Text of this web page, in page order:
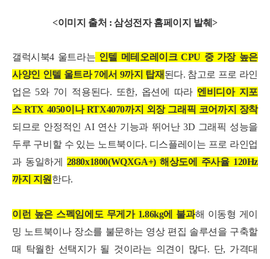
<이미지 출처 : 삼성전자 홈페이지 발췌>
갤럭시북4 울트라는 인텔 메테오레이크 CPU 중 가장 높은
사양인 인텔 울트라 7에서 9까지 탑재 된다. 참고로 프로 라인
업은 5와 7이 적용된다. 또한, 옵션에 따라 엔비디아 지포
스 RTX 4050이나 RTX4070까지 외장 그래픽 코어까지 장착
되므로 안정적인 AI 연산 기능과 뛰어난 3D 그래픽 성능을
두루 구비할 수 있는 노트북이다. 디스플레이는 프로 라인업
과 동일하게 2880x1800(WQXGA+) 해상도에 주사율 120Hz
까지 지원 한다.
이런 높은 스펙임에도 무게가 1.86kg에 불과해 이동형 게이
밍 노트북이나 장소를 불문하는 영상 편집 솔루션을 구축할
때 탁월한 선택지가 될 것이라는 의견이 많다. 단, 가격대